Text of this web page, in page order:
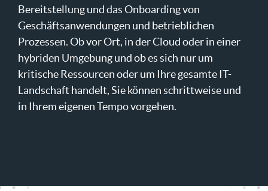
Bereitstellung und das Onboarding von
Geschäftsanwendungen und betrieblichen
Prozessen. Ob vor Ort, in der Cloud oder in einer
hybriden Umgebung und ob es sich nur um
kritische Ressourcen oder um Ihre gesamte IT-
Landschaft handelt, Sie können schrittweise und
in Ihrem eigenen Tempo vorgehen.